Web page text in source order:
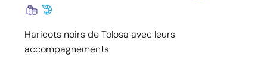
Haricots noirs de Tolosa avec leurs
accompagnements